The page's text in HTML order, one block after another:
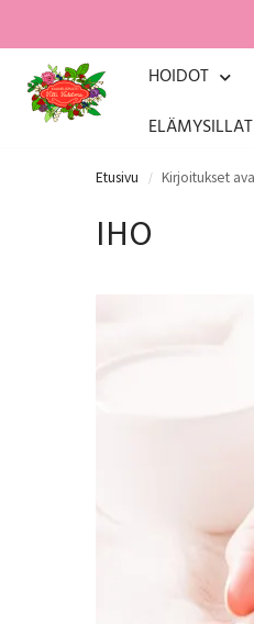
HOIDOT
ELÄMYSILLAT
Etusivu / Kirjoitukset
IHO